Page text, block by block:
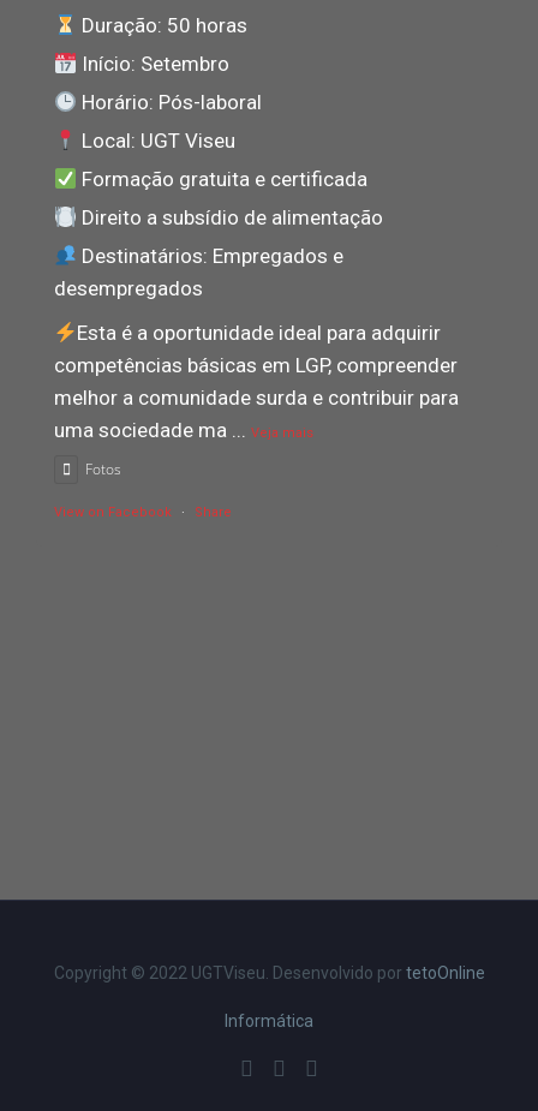
Duração: 50 horas
Início: Setembro
Horário: Pós-laboral
Local: UGT Viseu
Formação gratuita e certificada
Direito a subsídio de alimentação
Destinatários: Empregados e
desempregados
Esta é a oportunidade ideal para adquirir
competências básicas em LGP, compreender
melhor a comunidade surda e contribuir para
uma sociedade ma ... Veja mais
Fotos
View on Facebook · Share
Copyright © 2022 UGTViseu. Desenvolvido por tetoOnline
Informática